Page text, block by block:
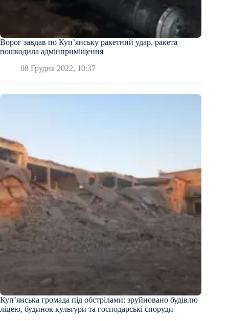
Ворог завдав по Куп’янську ракетний удар, ракета
пошкодила адмінприміщення
08 Грудня 2022, 10:37
Куп’янська громада під обстрілами: зруйновано будівлю
ліцею, будинок культури та господарські споруди